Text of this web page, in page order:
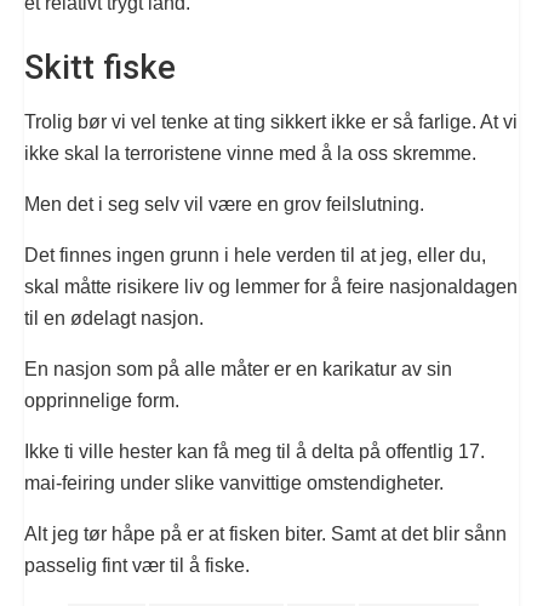
Skitt fiske
Trolig bør vi vel tenke at ting sikkert ikke er så farlige. At vi
ikke skal la terroristene vinne med å la oss skremme.
Men det i seg selv vil være en grov feilslutning.
Det finnes ingen grunn i hele verden til at jeg, eller du,
skal måtte risikere liv og lemmer for å feire nasjonaldagen
til en ødelagt nasjon.
En nasjon som på alle måter er en karikatur av sin
opprinnelige form.
Ikke ti ville hester kan få meg til å delta på offentlig 17.
mai-feiring under slike vanvittige omstendigheter.
Alt jeg tør håpe på er at fisken biter. Samt at det blir sånn
passelig fint vær til å fiske.